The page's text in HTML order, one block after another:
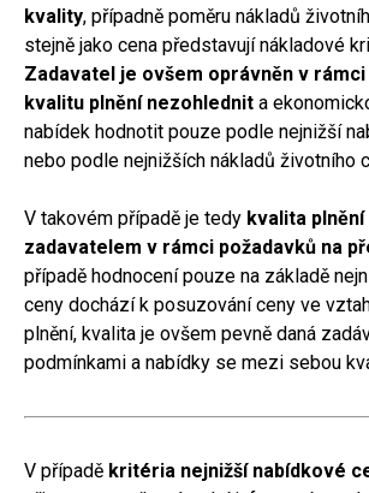
kvality, případně poměru nákladů
stejně jako cena představují nákladové
Zadavatel je ovšem oprávněn v
kvalitu plnění nezohlednit a
nabídek hodnotit pouze podle nejnižší
nebo podle nejnižších nákladů životního
V takovém případě je tedy kvalita
zadavatelem v rámci požadavků na
případě hodnocení pouze na základě
ceny dochází k posuzování ceny ve
plnění, kvalita je ovšem pevně daná
podmínkami a nabídky se mezi sebou
V případě kritéria nejnižší nabídkové